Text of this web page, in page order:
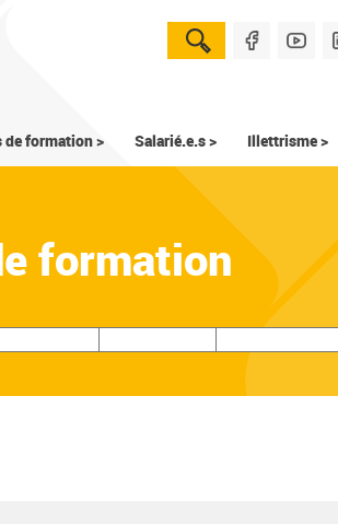
de formation > Salarié.e.s > Illettrisme >
formation